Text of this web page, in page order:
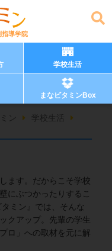
指導学院
学校生活
まなビタミンBox
ン 学校生活
ます。だからこそ学校
にぶつかったりするこ
ミン』では、そんな
クアップ。先輩の学生
ロ」への取材を元に解